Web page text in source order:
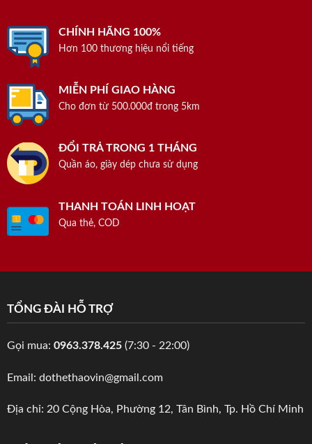
CHÍNH HÃNG 100%
Hơn 100 thương hiệu nổi tiếng
MIỄN PHÍ GIAO HÀNG
Cho đơn từ 500.000đ trong 5km
ĐỔI TRẢ TRONG 1 THÁNG
Quần áo, giày dép chưa sử dụng
THANH TOÁN LINH HOẠT
Qua thẻ, COD
TỔNG ĐÀI HỖ TRỢ
Gọi mua: 0963.378.425(7:30 - 22:00)
Email: dothethaovin@gmail.com
Địa chỉ: 20 Cộng Hòa, Phường 12, Tân Bình, Tp. Hồ Chí Minh